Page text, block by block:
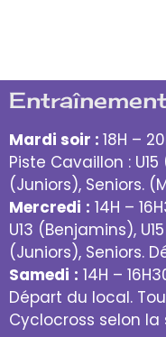
Mardi soir : 18H –
Piste Cavaillon :
(Juniors), Seniors.
Mercredi : 14H –
U13 (Benjamins),
(Juniors), Seniors.
Samedi : 14H –
Départ du local.
Cyclocross selon la